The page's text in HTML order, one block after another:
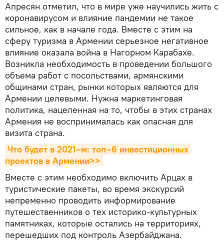
Апресян отметил, что в мире уже научились жить с
коронавирусом и влияние пандемии не такое
сильное, как в начале года. Вместе с этим на
сферу туризма в Армении серьезное негативное
влияние оказала война в Нагорном Карабахе.
Возникла необходимость в проведении большого
объема работ с посольствами, армянскими
общинами стран, рынки которых являются для
Армении целевыми. Нужна маркетинговая
политика, нацеленная на то, чтобы в этих странах
Армения не воспринималась как опасная для
визита страна.
Что будет в 2021–м: топ–6 инвестиционных
проектов в Армении>>
Вместе с этим необходимо включить Арцах в
туристические пакеты, во время экскурсий
непременно проводить информирование
путешественников о тех историко-культурных
памятниках, которые остались на территориях,
перешедших под контроль Азербайджана.